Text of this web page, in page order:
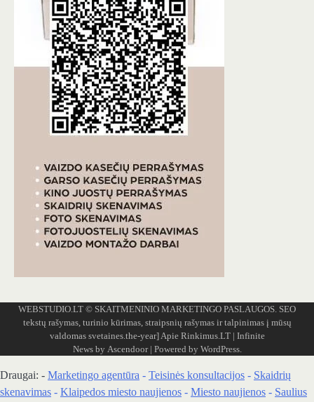
WEBSTUDIO.LT © SKAITMENINIO MARKETINGO PASLAUGOS. SEO
tekstų rašymas, turinio kūrimas, straipsnių rašymas ir talpinimas į mūsų
valdomas svetaines.the-year]Apie Rinkimus.LT| Infinite
News by Ascendoor| Powered by WordPress.
Draugai: - Marketingo agentūra - Teisinės konsultacijos - Skaidrių
skenavimas - Klaipedos miesto naujienos - Miesto naujienos - Saulius